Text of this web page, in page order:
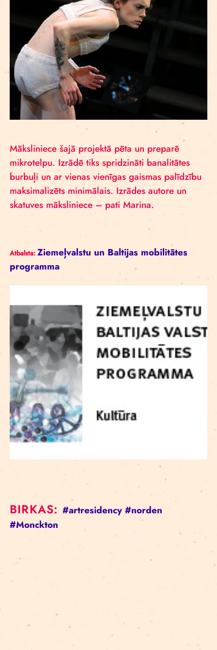
Māksliniece šajā projektā pēta un preparē
mikrotelpu. Izrādē tiks spridzināti banalitātes
burbuļi un ar vienas vienīgas gaismas palīdzību
maksimalizēts minimālais. Izrādes autore un
skatuves māksliniece – pati Marina.
Atbalsta: Ziemeļvalstu un Baltijas mobilitātes
programma
BIRKAS: #artresidency #norden
#Monckton